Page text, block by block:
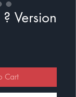
Version
Cart